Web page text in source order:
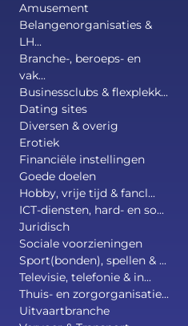
Amusement
Belangenorganisaties &
LH...
Branche-, beroeps- en
vak...
Businessclubs & flexplekk...
Dating sites
Diversen & overig
Erotiek
Financiële instellingen
Goede doelen
Hobby, vrije tijd & fancl...
ICT-diensten, hard- en so...
Juridisch
Sociale voorzieningen
Sport(bonden), spellen & ...
Televisie, telefonie & in...
Thuis- en zorgorganisatie...
Uitvaartbranche